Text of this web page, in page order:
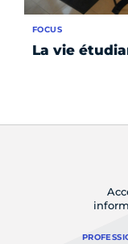
La vie
FOCUS